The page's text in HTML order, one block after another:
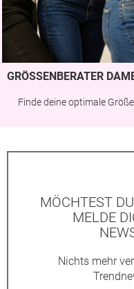
GRÖSSENBERATER
Finde deine optimale Größe
MÖCHTEST
MELDE
Nichts mehr